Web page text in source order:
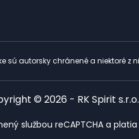
sú autorsky chránené a niektoré
© 2026 - RK Spirit
službou reCAPTCHA a